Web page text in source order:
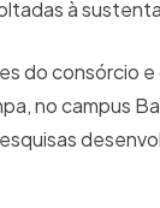
à
do consórcio
no campus